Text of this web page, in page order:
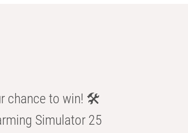
chance to win! 🛠️
Simulator 25